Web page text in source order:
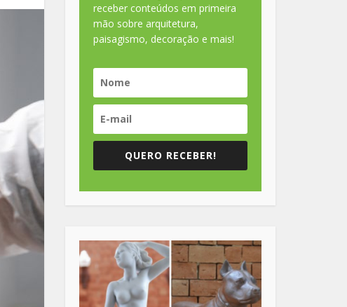
receber conteúdos em primeira
mão sobre arquitetura,
paisagismo, decoração e mais!
QUERO RECEBER!